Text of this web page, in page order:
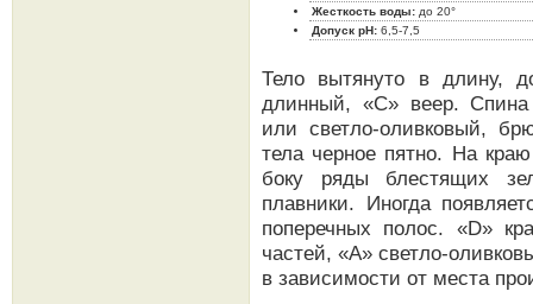
Жесткость воды: до 20°
Допуск pH: 6,5-7,5
Тело вытянуто в длину,
длинный, «С» веер. Спина
или светло-оливковый,
тела черное пятно. На
боку ряды блестящих
плавники. Иногда
поперечных полос. «D»
частей, «А» светло-
в зависимости от места